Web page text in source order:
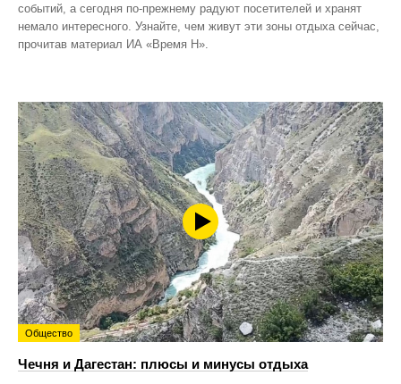
событий, а сегодня по‑прежнему радуют посетителей и хранят
немало интересного. Узнайте, чем живут эти зоны отдыха сейчас,
прочитав материал ИА «Время Н».
Общество
Чечня и Дагестан: плюсы и минусы отдыха